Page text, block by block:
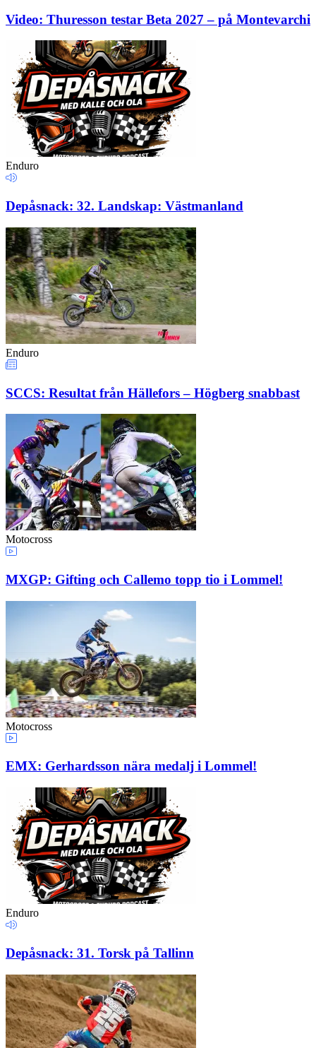
Video: Thuresson testar Beta 2027 – på Montevarchi
Enduro
Depåsnack: 32. Landskap: Västmanland
Enduro
SCCS: Resultat från Hällefors – Högberg snabbast
Motocross
MXGP: Gifting och Callemo topp tio i Lommel!
Motocross
EMX: Gerhardsson nära medalj i Lommel!
Enduro
Depåsnack: 31. Torsk på Tallinn